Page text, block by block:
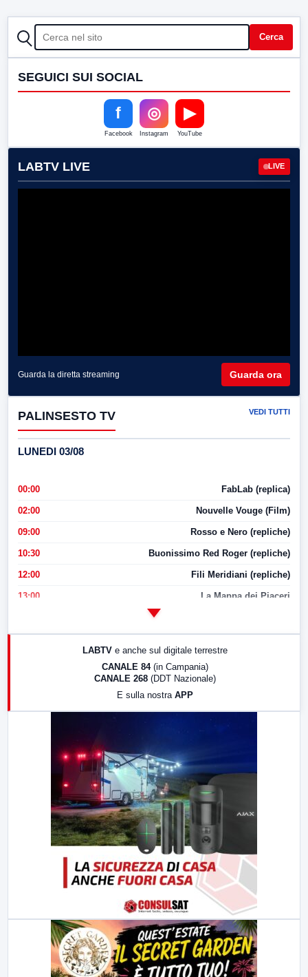
CERCA Cerca
SEGUICI SUI SOCIAL
f
Facebook
◎
Instagram
▶
YouTube
LABTV LIVE LIVE
Guarda la diretta streaming Guarda ora
PALINSESTO TV VEDI TUTTI
LUNEDI 03/08
00:00 FabLab (replica)
02:00 Nouvelle Vouge (Film)
09:00 Rosso e Nero (repliche)
10:30 Buonissimo Red Roger (repliche)
12:00 Fili Meridiani (repliche)
13:00 La Mappa dei Piaceri
17:00 LabNews (replica)
LABTV e anche sul digitale terrestre
CANALE 84 (in Campania)
CANALE 268 (DDT Nazionale)
E sulla nostra APP